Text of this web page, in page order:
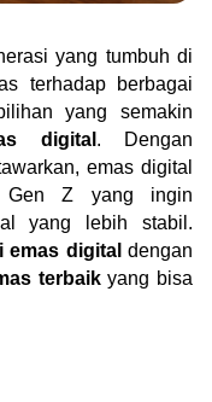
yang tumbuh di
terhadap berbagai
yang semakin
digital . Dengan
emas digital
Gen Z yang ingin
yang lebih stabil.
emas digital dengan
terbaik yang bisa